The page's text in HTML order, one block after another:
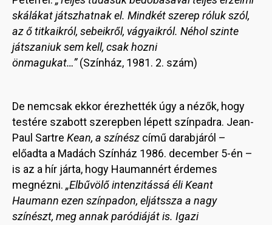
skálákat játszhatnak el. Mindkét szerep róluk szól,
az ő titkaikról, sebeikről, vágyaikról. Néhol szinte
játszaniuk sem kell, csak hozni
önmagukat…”(Színház, 1981. 2. szám)
De nemcsak ekkor érezhették úgy a nézők, hogy
testére szabott szerepben lépett színpadra. Jean-
Paul Sartre Kean, a színész című darabjáról –
előadta a Madách Színház 1986. december 5-én –
is az a hír járta, hogy Haumannért érdemes
megnézni. „Elbűvölő intenzitássá éli Keant
Haumann ezen színpadon, eljátssza a nagy
színészt, meg annak paródiáját is. Igazi